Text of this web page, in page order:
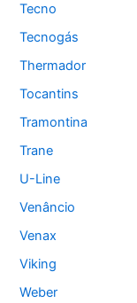
Tecno
Tecnogás
Thermador
Tocantins
Tramontina
Trane
U-Line
Venâncio
Venax
Viking
Weber